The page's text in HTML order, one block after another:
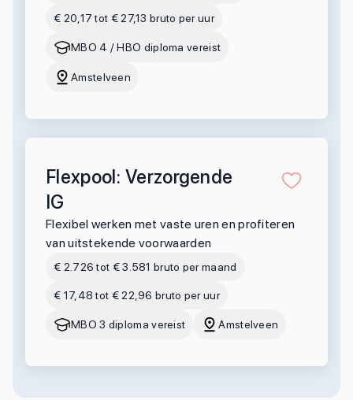
€ 20,17 tot € 27,13 bruto per uur
MBO 4 / HBO diploma vereist
Amstelveen
Flexpool: Verzorgende
IG
Flexibel werken met vaste uren en profiteren
van uitstekende voorwaarden
€ 2.726 tot € 3.581 bruto per maand
€ 17,48 tot € 22,96 bruto per uur
MBO 3 diploma vereist Amstelveen